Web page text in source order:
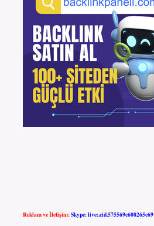
Reklam ve İletişim:Skype: live:.cid.575569c608265c69